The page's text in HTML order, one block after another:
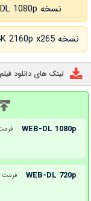
نسخه WEB-DL 1080p زبان اصلی
نسخه WEB-DL 4K 2160p x265 زبان اصلی
لینک های دانلود فیلم Anemone 2025
WEB-DL 1080p
WEB-DL 720p فرمت